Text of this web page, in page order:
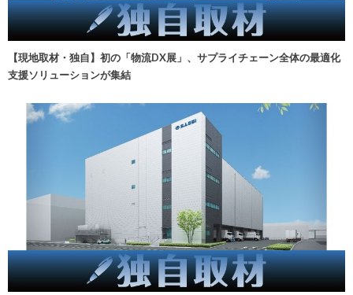
【現地取材・独自】初の「物流DX展」、サプライチェーン全体の最適化
支援ソリューションが集結